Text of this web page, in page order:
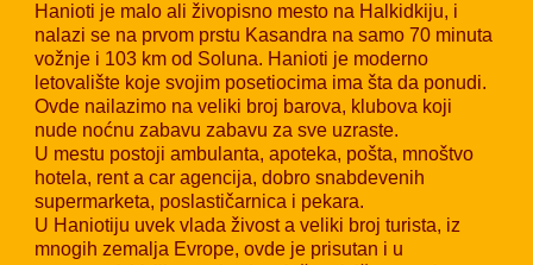
Hanioti je malo ali živopisno mesto na Halkidkiju, i
nalazi se na prvom prstu Kasandra na samo 70 minuta
vožnje i 103 km od Soluna. Hanioti je moderno
letovalište koje svojim posetiocima ima šta da ponudi.
Ovde nailazimo na veliki broj barova, klubova koji
nude noćnu zabavu zabavu za sve uzraste.
U mestu postoji ambulanta, apoteka, pošta, mnoštvo
hotela, rent a car agencija, dobro snabdevenih
supermarketa, poslastičarnica i pekara.
U Haniotiju uvek vlada živost a veliki broj turista, iz
mnogih zemalja Evrope, ovde je prisutan i u